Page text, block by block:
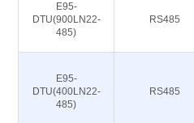
E95-
DTU(900LN22-
485)
RS485
E95-
DTU(400LN22-
485)
RS485